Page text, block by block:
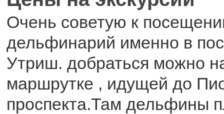
Очень советую к
дельфинарий именно в
Утриш. добраться можно
маршрутке , идущей до
проспекта.Там дельфины